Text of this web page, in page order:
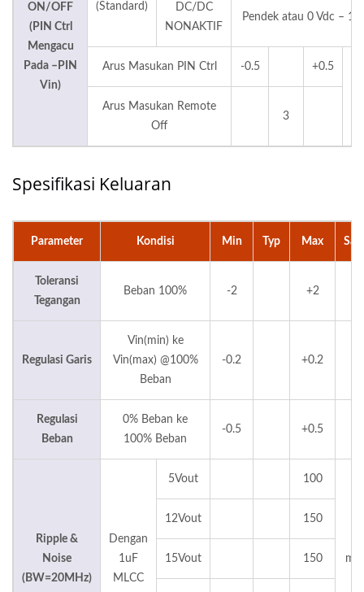
ON/OFF
(PIN Ctrl
Mengacu
Pada –PIN
Vin)
(Standard)
DC/DC
NONAKTIF
Pendek atau 0 Vdc –
Arus Masukan PIN Ctrl -0.5 +0.5
Arus Masukan Remote
Off
3
Spesifikasi Keluaran
Parameter Kondisi Min Typ Max
Toleransi
Tegangan
Beban 100% -2 +2
Regulasi Garis
Vin(min) ke
Vin(max) @100%
Beban
-0.2 +0.2
Regulasi
Beban
0% Beban ke
100% Beban
-0.5 +0.5
Ripple &
Noise
(BW=20MHz)
Dengan
1uF
MLCC
5Vout 100
12Vout 150
15Vout 150